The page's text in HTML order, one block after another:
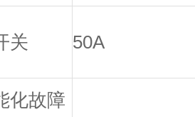
关 50A
化故障